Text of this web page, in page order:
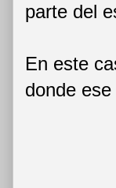
parte del
En este
donde